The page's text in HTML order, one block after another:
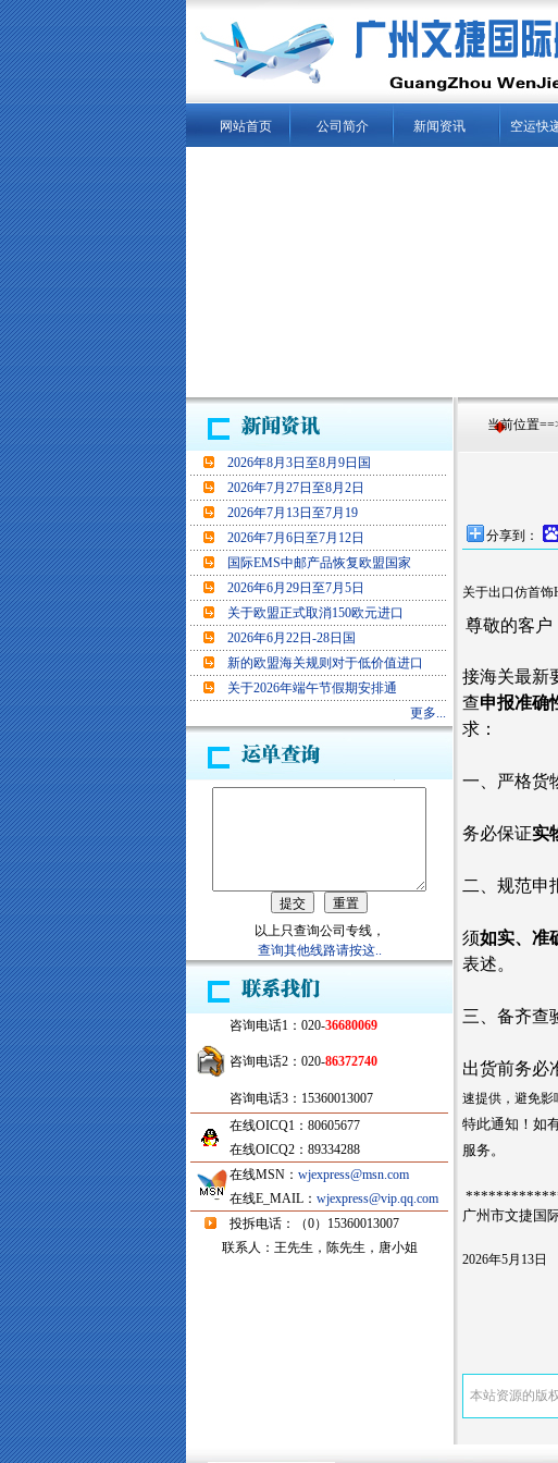
网站首页 公司简介 新闻资讯 空运快
2026年8月3日至8月9日国
2026年7月27日至8月2日
2026年7月13日至7月19
2026年7月6日至7月12日
国际EMS中邮产品恢复欧盟国家
2026年6月29日至7月5日
关于欧盟正式取消150欧元进口
2026年6月22日-28日国
新的欧盟海关规则对于低价值进口
关于2026年端午节假期安排通
更多...
以上只查询公司专线，
查询其他线路请按这..
咨询电话1：020-36680069
咨询电话2：020-86372740
咨询电话3：15360013007
在线OICQ1：80605677
在线OICQ2：89334288
在线MSN： wjexpress@msn.com
在线E_MAIL： wjexpress@vip.qq.com
投拆电话：（0）15360013007
联系人：王先生，陈先生，唐小姐
当前位置
分享到：
关于出口仿首饰
尊敬的客户
接海关最新
查申报准确
求：
一、严格货
务必保证实
二、规范申
须如实、准
表述。
三、备齐查
出货前务必
速提供，避免影
特此通知！如
服务。
广州市文捷国
2026年5月13日
本站资源的版